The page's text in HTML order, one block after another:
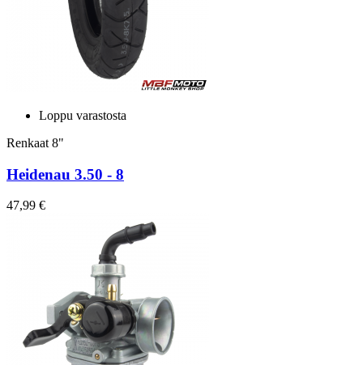
Loppu varastosta
Renkaat 8"
Heidenau 3.50 - 8
47,99 €